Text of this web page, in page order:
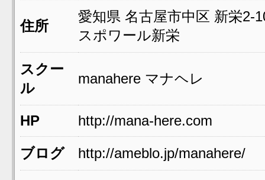
住所
愛知県 名古屋市中区 新栄2-
スポワール新栄
スクー
ル
manahere マナヘレ
HP http://mana-here.com
ブログ http://ameblo.jp/manahere/